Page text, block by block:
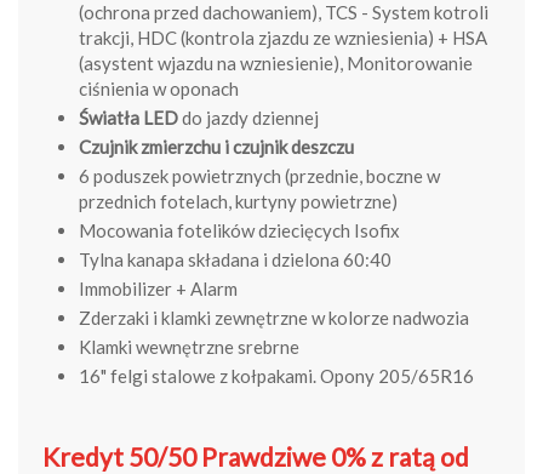
(ochrona przed dachowaniem), TCS - System kotroli
trakcji, HDC (kontrola zjazdu ze wzniesienia) + HSA
(asystent wjazdu na wzniesienie), Monitorowanie
ciśnienia w oponach
Światła LEDdo jazdy dziennej
Czujnik zmierzchu i czujnik deszczu
6 poduszek powietrznych (przednie, boczne w
przednich fotelach, kurtyny powietrzne)
Mocowania fotelików dziecięcych Isofix
Tylna kanapa składana i dzielona 60:40
Immobilizer + Alarm
Zderzaki i klamki zewnętrzne w kolorze nadwozia
Klamki wewnętrzne srebrne
16" felgi stalowe z kołpakami. Opony 205/65R16
Kredyt 50/50 Prawdziwe 0% z ratą od